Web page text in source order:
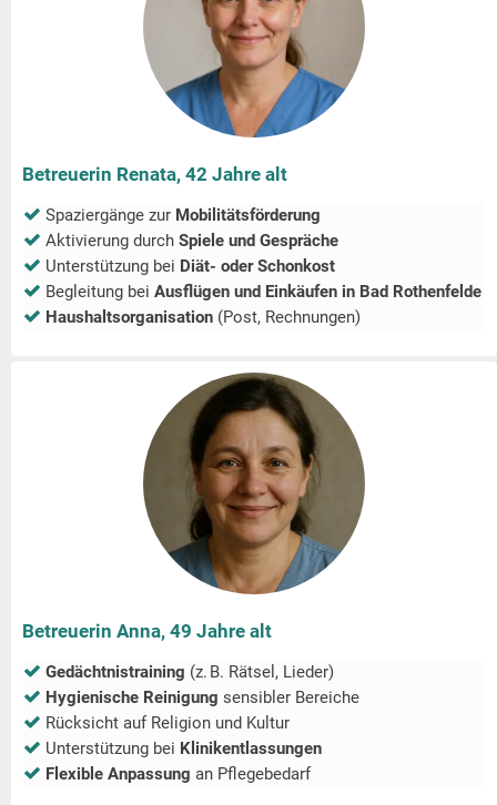
Betreuerin Renata, 42 Jahre alt
Spaziergänge zur Mobilitätsförderung
Aktivierung durch Spiele und Gespräche
Unterstützung bei Diät- oder Schonkost
Begleitung bei Ausflügen und Einkäufen in Bad Rothenfelde
Haushaltsorganisation (Post, Rechnungen)
Betreuerin Anna, 49 Jahre alt
Gedächtnistraining (z. B. Rätsel, Lieder)
Hygienische Reinigung sensibler Bereiche
Rücksicht auf Religion und Kultur
Unterstützung bei Klinikentlassungen
Flexible Anpassung an Pflegebedarf